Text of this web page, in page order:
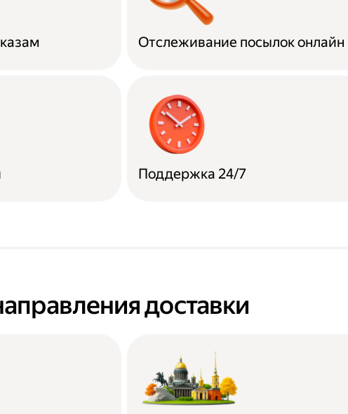
Отслеживание посылок онлайн
Поддержка 24/7
доставки